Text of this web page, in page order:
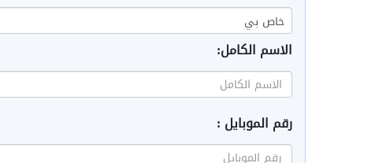
الاسم الكامل:
رقم الموبايل :